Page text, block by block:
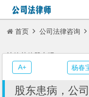
首页 公司法律咨询
让给其他股东吗？
股东患病，公
杨春
A+